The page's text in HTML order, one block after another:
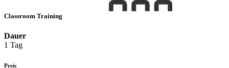
Classroom Training
Dauer
1 Tag
Preis